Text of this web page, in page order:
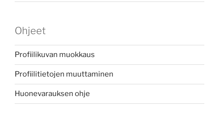
Ohjeet
Profiilikuvan muokkaus
Profiilitietojen muuttaminen
Huonevarauksen ohje